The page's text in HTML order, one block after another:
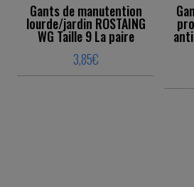
Gants de manutention
lourde/jardin ROSTAING
WG Taille 9 La paire
3,85€
This product has